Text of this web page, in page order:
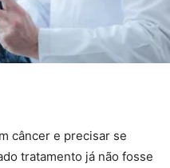
câncer e precisar se
tratamento já não fosse